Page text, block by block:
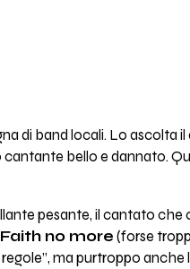
di band locali. Lo ascolta
bello e dannato.
pesante, il cantato che
Faith no more (forse
ma purtroppo anche